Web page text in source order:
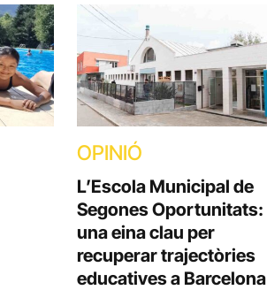
OPINIÓ
L’Escola Municipal de
Segones Oportunitats:
una eina clau per
recuperar trajectòries
educatives a Barcelona